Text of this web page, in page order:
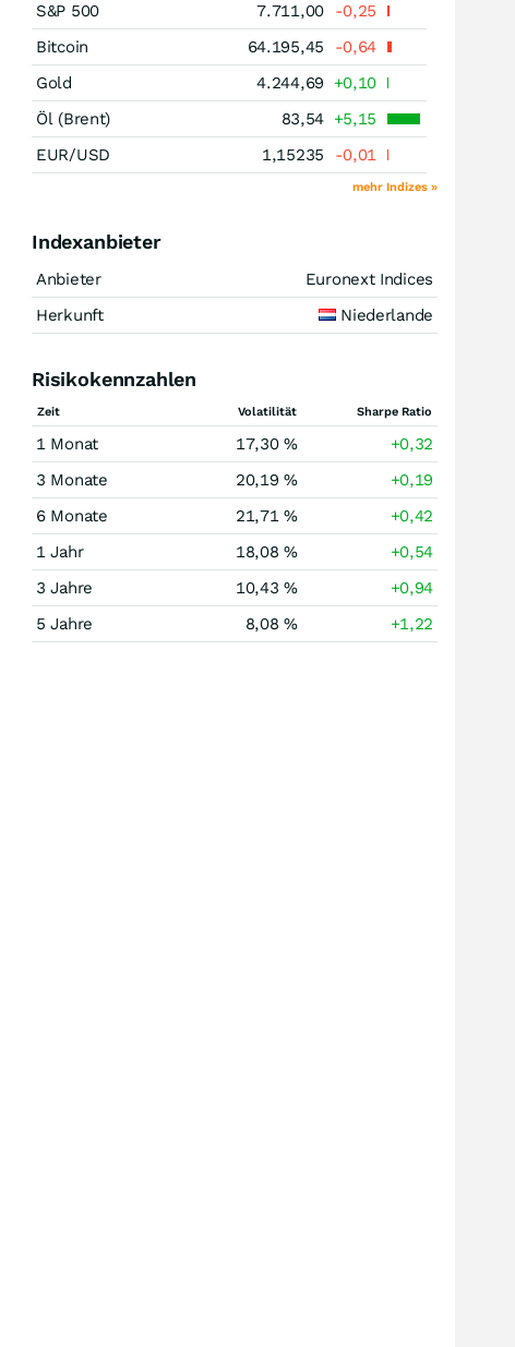
S&P 500
7.711,00
-0,25
Bitcoin
64.195,45
-0,64
Gold
4.244,69
+0,10
Öl (Brent)
83,54 +5,15
EUR/USD
1,15235 -0,01
mehr Indizes »
Indexanbieter
Anbieter
Euronext Indices
Herkunft
Niederlande
Risikokennzahlen
Zeit Volatilität Sharpe Ratio
1 Monat 17,30 %
+0,32
3 Monate
20,19 %
+0,19
6 Monate
21,71 %
+0,42
1 Jahr
18,08 %
+0,54
3 Jahre
10,43 %
+0,94
5 Jahre
8,08 % +1,22